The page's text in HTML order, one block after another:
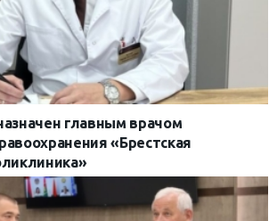
главным врачом
«Брестская